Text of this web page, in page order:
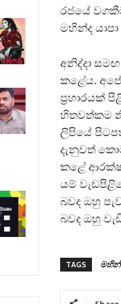
රජයේ
මහින්ද
අනිද්දා
කළේය.
ප‍්‍රහාරයක්
හිතවත්කම
ලිපියේ
දැනුවත්
කළේ
යම්
බවද ඔහු
බවද ඔහු
TAGS